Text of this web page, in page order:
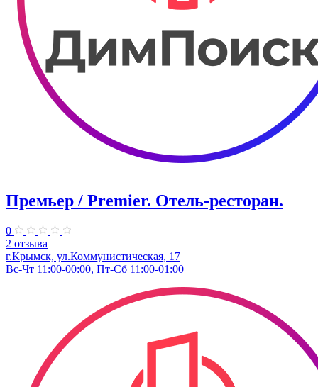
Премьер / Premier. Отель-ресторан.
0
2 отзыва
г.Крымск, ул.Коммунистическая, 17
Вс-Чт 11:00-00:00, Пт-Сб 11:00-01:00